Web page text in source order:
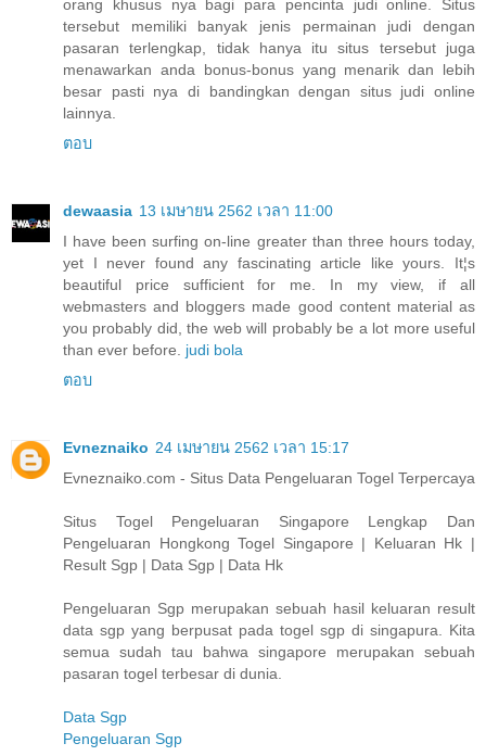
orang khusus nya bagi para pencinta judi online. Situs
tersebut memiliki banyak jenis permainan judi dengan
pasaran terlengkap, tidak hanya itu situs tersebut juga
menawarkan anda bonus-bonus yang menarik dan lebih
besar pasti nya di bandingkan dengan situs judi online
lainnya.
ตอบ
dewaasia 13 เมษายน 2562 เวลา 11:00
I have been surfing on-line greater than three hours today,
yet I never found any fascinating article like yours. It¦s
beautiful price sufficient for me. In my view, if all
webmasters and bloggers made good content material as
you probably did, the web will probably be a lot more useful
than ever before. judi bola
ตอบ
Evneznaiko 24 เมษายน 2562 เวลา 15:17
Evneznaiko.com - Situs Data Pengeluaran Togel Terpercaya
Situs Togel Pengeluaran Singapore Lengkap Dan
Pengeluaran Hongkong Togel Singapore | Keluaran Hk |
Result Sgp | Data Sgp | Data Hk
Pengeluaran Sgp merupakan sebuah hasil keluaran result
data sgp yang berpusat pada togel sgp di singapura. Kita
semua sudah tau bahwa singapore merupakan sebuah
pasaran togel terbesar di dunia.
Data Sgp
Pengeluaran Sgp